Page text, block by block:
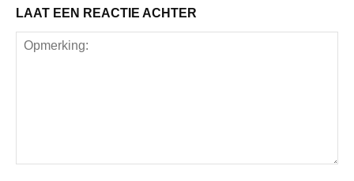
LAAT EEN REACTIE ACHTER